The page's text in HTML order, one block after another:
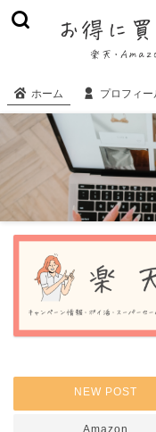
ホーム プロフィー
NEW POST
Amazon